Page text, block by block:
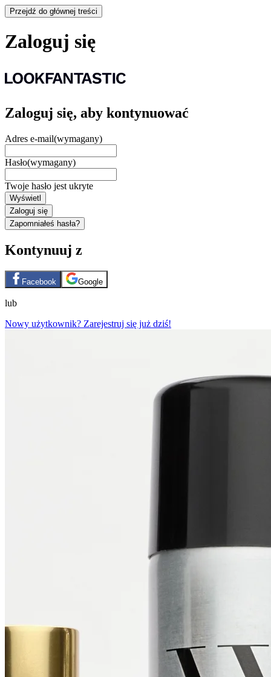
Przejdź do głównej treści
Zaloguj się
Zaloguj się, aby kontynuować
Adres e-mail(wymagany)
Hasło(wymagany)
Twoje hasło jest ukryte
Wyświetl
Zaloguj się
Zapomniałeś hasła?
Kontynuuj z
Facebook Google
lub
Nowy użytkownik? Zarejestruj się już dziś!